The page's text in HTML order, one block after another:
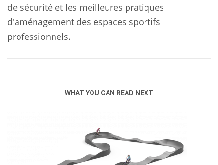
de sécurité et les meilleures pratiques
d'aménagement des espaces sportifs
professionnels.
WHAT YOU CAN READ NEXT